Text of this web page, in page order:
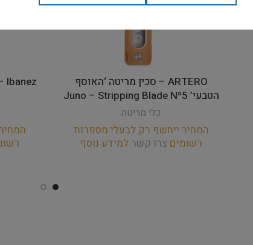
ARTERO – סכין מריטה ‘האוסף
הטבעי’ Juno – Stripping Blade Nº5
כלי מריטה
המחיר ייחשף רק לבעלי מספרות
רשומים צרו קשר למידע נוסף